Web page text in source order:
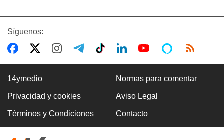
MASONES
Un centenar de masones frustran el intento del
Gobierno de apartar al líder del Supremo Consejo
Síguenos:
14ymedio Normas para comentar
Privacidad y cookies Aviso Legal
Términos y Condiciones Contacto